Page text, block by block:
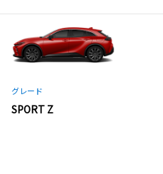
グレード
SPORT Z